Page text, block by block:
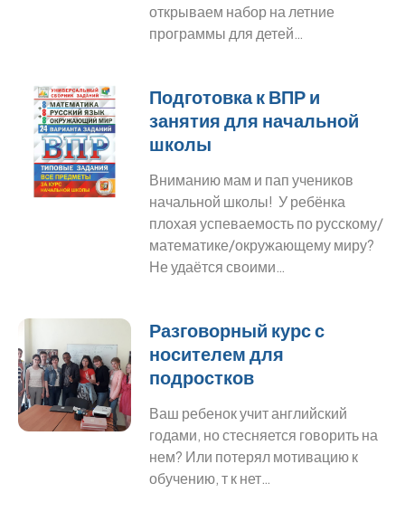
открываем набор на летние
программы для детей…
Подготовка к ВПР и
занятия для начальной
школы
Вниманию мам и пап учеников
начальной школы! У ребёнка
плохая успеваемость по русскому/
математике/окружающему миру?
Не удаётся своими…
Разговорный курс с
носителем для
подростков
Ваш ребенок учит английский
годами, но стесняется говорить на
нем? Или потерял мотивацию к
обучению, т к нет…